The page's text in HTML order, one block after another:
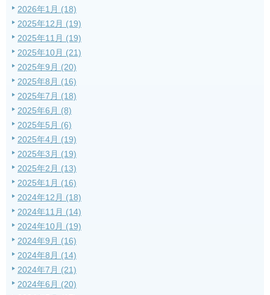
2026年1月 (18)
2025年12月 (19)
2025年11月 (19)
2025年10月 (21)
2025年9月 (20)
2025年8月 (16)
2025年7月 (18)
2025年6月 (8)
2025年5月 (6)
2025年4月 (19)
2025年3月 (19)
2025年2月 (13)
2025年1月 (16)
2024年12月 (18)
2024年11月 (14)
2024年10月 (19)
2024年9月 (16)
2024年8月 (14)
2024年7月 (21)
2024年6月 (20)